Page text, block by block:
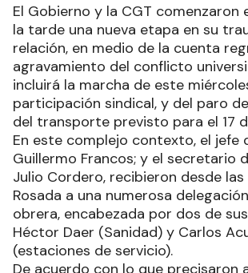
El Gobierno y la CGT comenzaron
la tarde una nueva etapa en su
relación, en medio de la cuenta
agravamiento del conflicto
incluirá la marcha de este
participación sindical, y del paro
del transporte previsto para el 17
En este complejo contexto, el jefe
Guillermo Francos; y el secretario
Julio Cordero, recibieron desde las
Rosada a una numerosa
obrera, encabezada por dos de
Héctor Daer (Sanidad) y Carlos
(estaciones de servicio).
De acuerdo con lo que precisaron